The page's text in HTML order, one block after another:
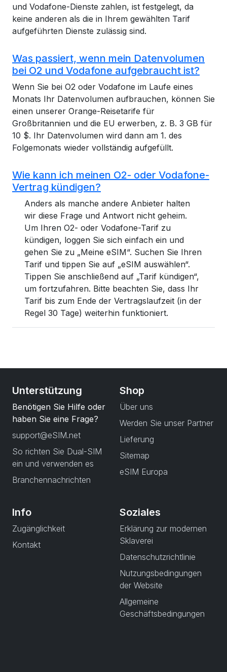
und Vodafone-Dienste zahlen, ist festgelegt, da
keine anderen als die in Ihrem gewählten Tarif
aufgeführten Dienste zulässig sind.
Was passiert, wenn mein Datenvolumen
bei O2 und Vodafone aufgebraucht ist?
Wenn Sie bei O2 oder Vodafone im Laufe eines
Monats Ihr Datenvolumen aufbrauchen, können Sie
einen unserer Orange-Reisetarife für
Großbritannien und die EU erwerben, z. B. 3 GB für
10 $. Ihr Datenvolumen wird dann am 1. des
Folgemonats wieder vollständig aufgefüllt.
Wie kann ich meinen O2- oder Vodafone-
Vertrag kündigen?
Anders als manche andere Anbieter halten
wir diese Frage und Antwort nicht geheim.
Um Ihren O2- oder Vodafone-Tarif zu
kündigen, loggen Sie sich einfach ein und
gehen Sie zu „Meine eSIM“. Suchen Sie Ihren
Tarif und tippen Sie auf „eSIM auswählen“.
Tippen Sie anschließend auf „Tarif kündigen“,
um fortzufahren. Bitte beachten Sie, dass Ihr
Tarif bis zum Ende der Vertragslaufzeit (in der
Regel 30 Tage) weiterhin funktioniert.
Unterstützung
Benötigen Sie Hilfe oder
haben Sie eine Frage?
support@eSIM.net
So richten Sie Dual-SIM
ein und verwenden es
Branchennachrichten
Shop
Über uns
Werden Sie unser Partner
Lieferung
Sitemap
eSIM Europa
Info
Zugänglichkeit
Kontakt
Soziales
Erklärung zur modernen
Sklaverei
Datenschutzrichtlinie
Nutzungsbedingungen
der Website
Allgemeine
Geschäftsbedingungen